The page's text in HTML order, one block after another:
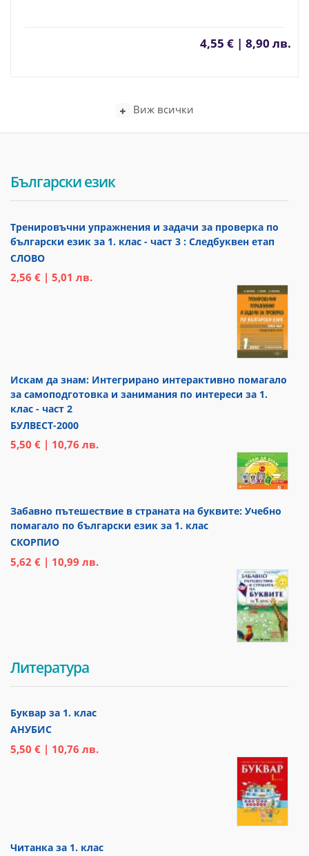
4,55 € | 8,90 лв.
Виж всички
Български език
Тренировъчни упражнения и задачи за проверка по
български език за 1. клас - част 3 : Следбуквен етап
СЛОВО
2,56 € | 5,01 лв.
Искам да знам: Интегрирано интерактивно помагало
за самоподготовка и занимания по интереси за 1.
клас - част 2
БУЛВЕСТ-2000
5,50 € | 10,76 лв.
Забавно пътешествие в страната на буквите: Учебно
помагало по български език за 1. клас
СКОРПИО
5,62 € | 10,99 лв.
Литература
Буквар за 1. клас
АНУБИС
5,50 € | 10,76 лв.
Читанка за 1. клас